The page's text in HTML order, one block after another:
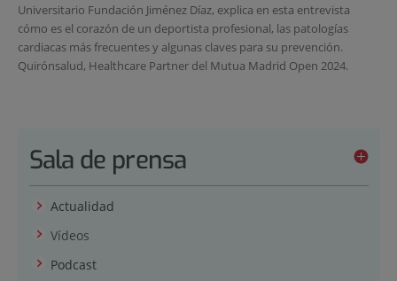
Universitario Fundación Jiménez Díaz, explica en esta entrevista
cómo es el corazón de un deportista profesional, las patologías
cardiacas más frecuentes y algunas claves para su prevención.
Quirónsalud, Healthcare Partner del Mutua Madrid Open 2024.
Sala de prensa
Actualidad
Vídeos
Podcast